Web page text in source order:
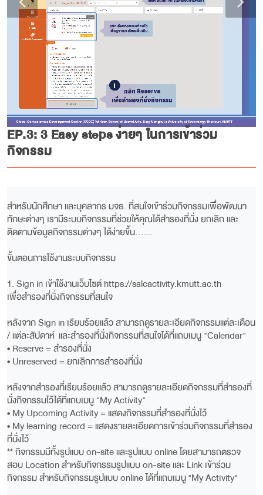
EP.3: 3 Easy steps ง่ายๆ ในการเข้าร่วม
กิจกรรม
สำหรับนักศึกษา และบุคลากร มจธ. ที่สนใจเข้าร่วมกิจกรรมเพื่อพัฒนา
ทักษะต่างๆ เรามีระบบกิจกรรมที่ช่วยให้คุณได้สำรองที่นั่ง ยกเลิก และ
ติดตามข้อมูลกิจกรรมต่างๆ ได้ง่ายขึ้น......
ขั้นตอนการใช้งานระบบกิจกรรม
1. Sign in เข้าใช้งานเว็บไซต์ https://salcactivity.kmutt.ac.th
เพื่อสำรองที่นั่งกิจกรรมที่สนใจ
หลังจาก Sign in เรียบร้อยแล้ว สามารถดูรายละเอียดกิจกรรมแต่ละเดือน
/ แต่ละสัปดาห์ และสำรองที่นั่งกิจกรรมที่สนใจได้ที่แถบเมนู "Calendar"
• Reserve = สำรองที่นั่ง
• Unreserved = ยกเลิกการสำรองที่นั่ง
หลังจากสำรองที่เรียบร้อยแล้ว สามารถดูรายละเอียดกิจกรรมที่สำรองที่
นั่งกิจกรรมไว้ได้ที่แถบเมนู "My Activity"
• My Upcoming Activity = แสดงกิจกรรมที่สำรองที่นั่งไว้
• My learning record = แสดงรายละเอียดการเข้าร่วมกิจกรรมที่สำรอง
ที่นั่งไว้
** กิจกรรมมีทั้งรูปแบบ on-site และรูปแบบ online โดยสามารถตรวจ
สอบ Location สำหรับกิจกรรมรูปแบบ on-site และ Link เข้าร่วม
กิจกรรม สำหรับกิจกรรมรูปแบบ online ได้ที่แถบเมนู"My Activity"